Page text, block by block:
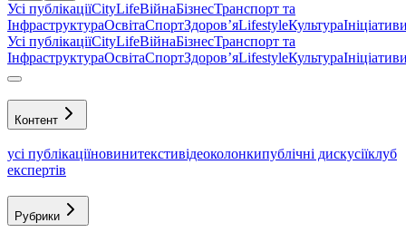
Усі публікаціїCityLifeВійнаБізнесТранспорт та
ІнфраструктураОсвітаСпортЗдоровʼяLifestyleКультура
Усі публікаціїCityLifeВійнаБізнесТранспорт та
ІнфраструктураОсвітаСпортЗдоровʼяLifestyleКультура
Контент
усі публікаціїновинитекстивідеоколонкипублічні дискусіїклуб
експертів
Рубрики